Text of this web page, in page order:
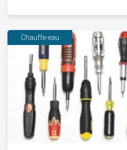
Chauffe-eau